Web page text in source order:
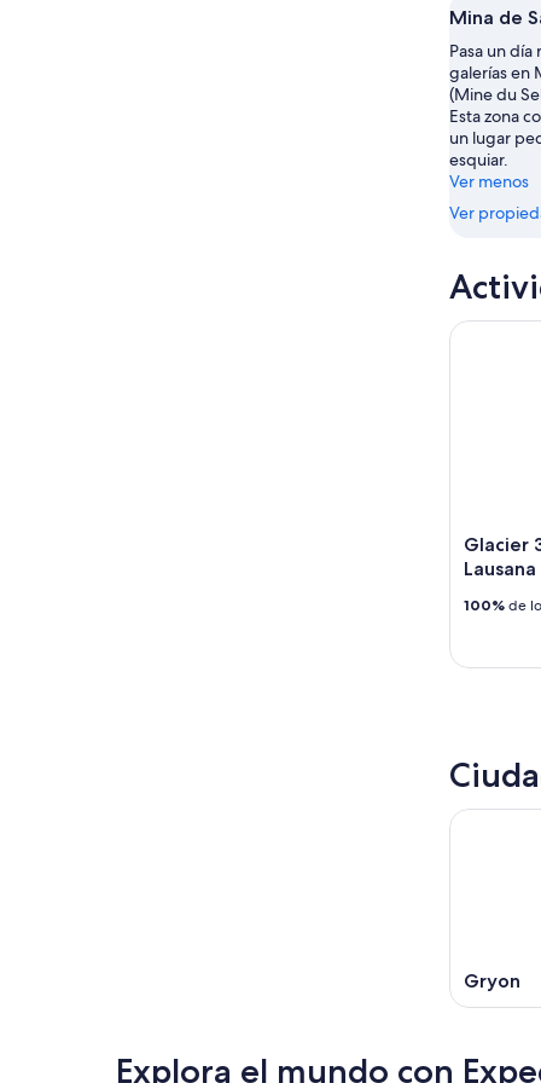
8
la
8
ago
-
9
ago
este
de
semana,
7
ago
-
9
ago
Mina de
Pasa un
galerías en
(Mine du
Esta zona
un lugar
esquiar.
Ver menos
Ver
Glacier
Lausana
100% de
Glacier
Gryon
Explora el mundo con